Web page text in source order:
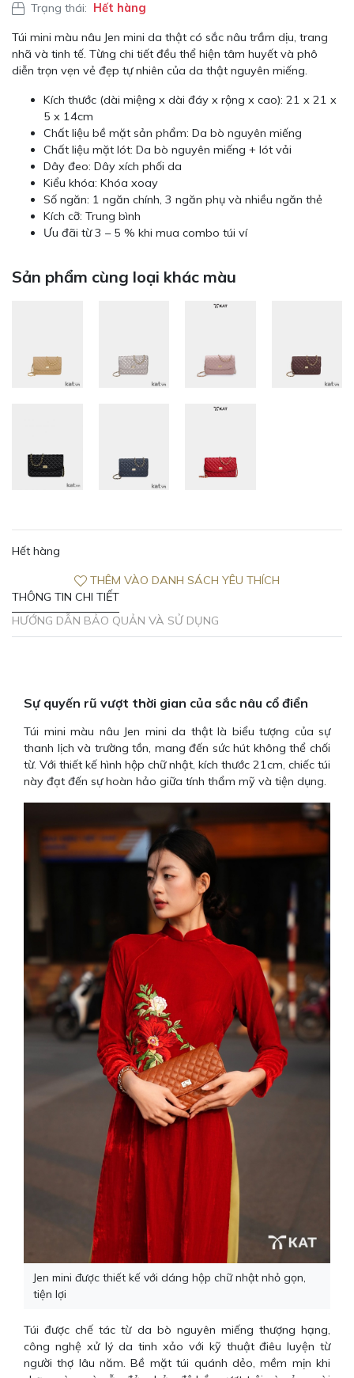
Trạng thái: Hết hàng
Túi mini màu nâu Jen mini da thật có sắc nâu trầm dịu, trang
nhã và tinh tế. Từng chi tiết đều thể hiện tâm huyết và phô
diễn trọn vẹn vẻ đẹp tự nhiên của da thật nguyên miếng.
Kích thước (dài miệng x dài đáy x rộng x cao): 21 x 21 x
5 x 14cm
Chất liệu bề mặt sản phẩm: Da bò nguyên miếng
Chất liệu mặt lót: Da bò nguyên miếng + lót vải
Dây đeo: Dây xích phối da
Kiểu khóa: Khóa xoay
Số ngăn: 1 ngăn chính, 3 ngăn phụ và nhiều ngăn thẻ
Kích cỡ: Trung bình
Ưu đãi từ 3 – 5 % khi mua combo túi ví
Sản phẩm cùng loại khác màu
Hết hàng
THÊM VÀO DANH SÁCH YÊU THÍCH
THÔNG TIN CHI TIẾT
HƯỚNG DẪN BẢO QUẢN VÀ SỬ DỤNG
Sự quyến rũ vượt thời gian của sắc nâu cổ điển
Túi mini màu nâu Jen mini da thật là biểu tượng của sự
thanh lịch và trường tồn, mang đến sức hút không thể chối
từ. Với thiết kế hình hộp chữ nhật, kích thước 21cm, chiếc túi
này đạt đến sự hoàn hảo giữa tính thẩm mỹ và tiện dụng.
Jen mini được thiết kế với dáng hộp chữ nhật nhỏ gọn,
tiện lợi
Túi được chế tác từ da bò nguyên miếng thượng hạng,
công nghệ xử lý da tinh xảo với kỹ thuật điêu luyện từ
người thợ lâu năm. Bề mặt túi quánh dẻo, mềm mịn khi